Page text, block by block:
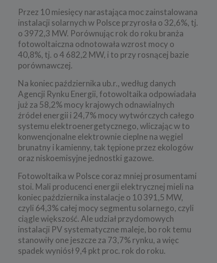
Przez 10 miesięcy narastająca moc zainstalowana
instalacji solarnych w Polsce przyrosła o 32,6%, tj.
o 3972,3 MW. Porównując rok do roku branża
fotowoltaiczna odnotowała wzrost mocy o
40,8%, tj. o 4 682,2 MW, i to przy rosnącej bazie
porównawczej.
Na koniec października ub.r., według danych
Agencji Rynku Energii, fotowoltaika odpowiadała
już za 58,2% mocy krajowych odnawialnych
źródeł energii i 24,7% mocy wytwórczych całego
systemu elektroenergetycznego, wliczając w to
konwencjonalne elektrownie cieplne na węgiel
brunatny i kamienny, tak tępione przez ekologów
oraz niskoemisyjne jednostki gazowe.
Fotowoltaika w Polsce coraz mniej prosumentami
stoi. Mali producenci energii elektrycznej mieli na
koniec października instalacje o 10 391,5 MW,
czyli 64,3% całej mocy segmentu solarnego, czyli
ciągle większość. Ale udział przydomowych
instalacji PV systematyczne maleje, bo rok temu
stanowiły one jeszcze za 73,7% rynku, a więc
spadek wyniósł 9,4 pkt proc. rok do roku.